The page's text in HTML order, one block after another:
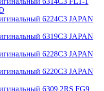
6224С3 JAPAN
6319C3 JAPAN
6228C3 JAPAN
6220C3 JAPAN
6309 2RS FG9